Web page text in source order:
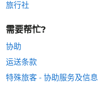
旅行社
需要帮忙?
协助
运送条款
特殊旅客 - 协助服务及信息